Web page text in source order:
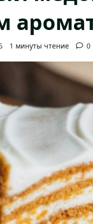
1 минуты чтение 0